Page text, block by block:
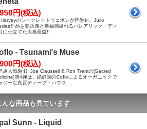
円(税込)
のシークレットウェポンが音盤化。Julio
作品を開放感と幸福感溢れるバレアリック・ディ
に仕立てた大推薦盤!!
- Tsunami's Muse
円(税込)
当店人気盤!!】Joe Claussell & Ron Trentの[Sacred
第4弾は、絶好調のCofloによるオーガニックで
ジーな良質ディープ・ハウス
な商品も見ています
Sunn - Liquid